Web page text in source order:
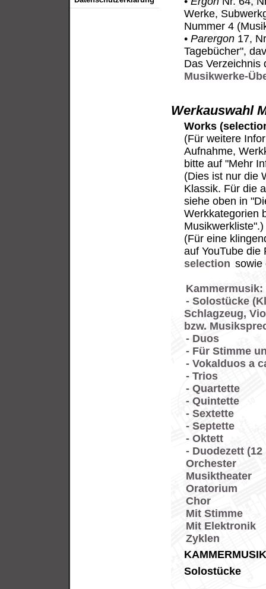
Werke,
Nummer 4
•Parergon 17,
Tagebücher",
Das
Musikwerke-
Werkauswahl
Works
(Für weitere
Aufnahme,
bitte auf "Mehr
(Dies ist nur die
Klassik. Für die
siehe oben in
Werkkategorien
Musikwerkliste".)
(Für eine
auf YouTube
selection sowie
Kammermusik:
- Solostücke
Schlagzeug,
bzw.
- Duos
- Für Stimme
- Vokalduos a
- Trios
- Quartette
- Quintette
- Sextette
- Septette
- Oktett
- Duodezett
Orchester
Musiktheater
Oratorium
Chor
Mit Stimme
Mit Elektronik
Zyklen
Solostücke